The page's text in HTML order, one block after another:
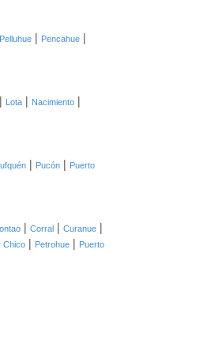
Pelluhue | Pencahue |
| Lota | Nacimiento |
| Pucón | Puerto
| Corral | Curanue |
Chico | Petrohue | Puerto